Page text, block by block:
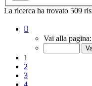
La ricerca ha trovato 509
Vai alla pagina:
1
2
3
4